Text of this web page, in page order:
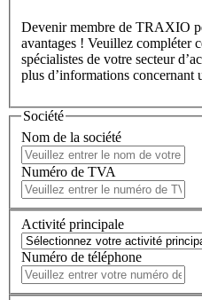
Devenir membre de TRAXIO
avantages ! Veuillez compléter
spécialistes de votre secteur
plus d’informations concernant
Société
Nom de la société
Numéro de TVA
Activité principale
Numéro de téléphone